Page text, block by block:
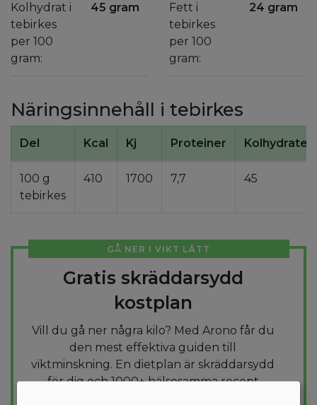
Kolhydrat i
tebirkes
per 100
gram:
45 gram
Fett i
tebirkes
per 100
gram:
24 gram
Näringsinnehåll i tebirkes
Del Kcal Kj Proteiner Kolhydrater
100 g
tebirkes
410 1700 7,7 45
GÅ NER I VIKT LÄTT
Gratis skräddarsydd
kostplan
Vill du gå ner några kilo? Med Arono får du
den mest effektiva guiden till
viktminskning. En dietplan är skräddarsydd
för dig och 1000+ hälsosamma recept